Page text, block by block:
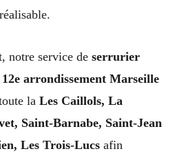
notre service de serrurier
arrondissement Marseille
la Les Caillols, La
Saint-Barnabe, Saint-Jean
Les Trois-Lucs afin